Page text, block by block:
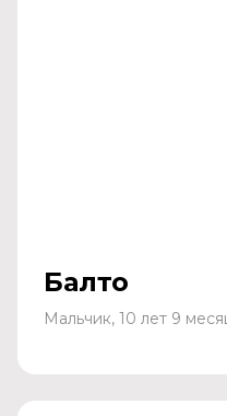
Балто
Мальчик, 10 лет 9